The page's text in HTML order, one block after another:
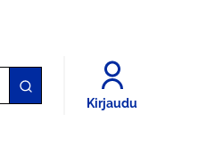
Kirjaudu